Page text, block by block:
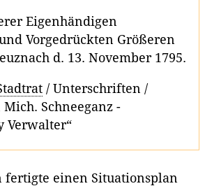
Eigenhändigen
Vorgedrückten Größeren
d. 13. November 1795.
/ Unterschriften /
Schneeganz -
Verwalter“
fertigte einen Situationsplan